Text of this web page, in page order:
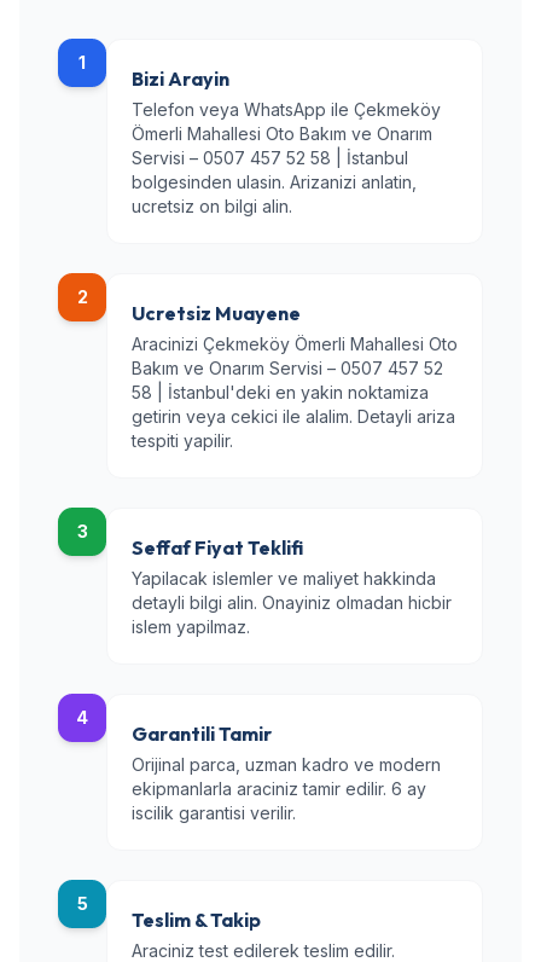
1
Bizi Arayin
Telefon veya WhatsApp ile Çekmeköy
Ömerli Mahallesi Oto Bakım ve Onarım
Servisi – 0507 457 52 58 | İstanbul
bolgesinden ulasin. Arizanizi anlatin,
ucretsiz on bilgi alin.
2
Ucretsiz Muayene
Aracinizi Çekmeköy Ömerli Mahallesi Oto
Bakım ve Onarım Servisi – 0507 457 52
58 | İstanbul'deki en yakin noktamiza
getirin veya cekici ile alalim. Detayli ariza
tespiti yapilir.
3
Seffaf Fiyat Teklifi
Yapilacak islemler ve maliyet hakkinda
detayli bilgi alin. Onayiniz olmadan hicbir
islem yapilmaz.
4
Garantili Tamir
Orijinal parca, uzman kadro ve modern
ekipmanlarla araciniz tamir edilir. 6 ay
iscilik garantisi verilir.
5
Teslim & Takip
Araciniz test edilerek teslim edilir.